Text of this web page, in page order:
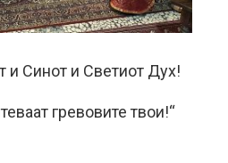
и Синот и Светиот Дух!
гревовите твои!“